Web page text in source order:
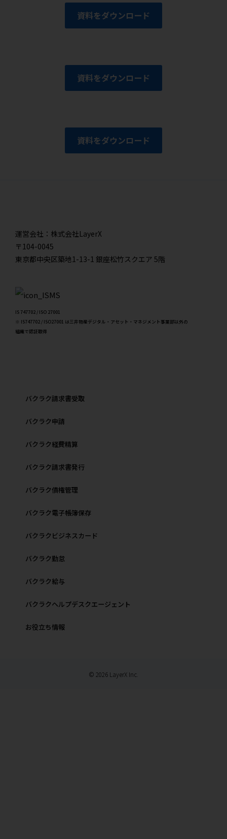
資料をダウンロード
資料をダウンロード
資料をダウンロード
運営会社：株式会社LayerX
〒104-0045
東京都中央区築地1-13-1 銀座松竹スクエア 5階
IS 747702 / ISO 27001
※ IS747702 / ISO27001 は三井物産デジタル・アセット・マネジメント事業部以外の
組織で認証取得
バクラク請求書受取
バクラク申請
バクラク経費精算
バクラク請求書発行
バクラク債権管理
バクラク電子帳簿保存
バクラクビジネスカード
バクラク勤怠
バクラク給与
バクラクヘルプデスクエージェント
お役立ち情報
© 2026 LayerX Inc.